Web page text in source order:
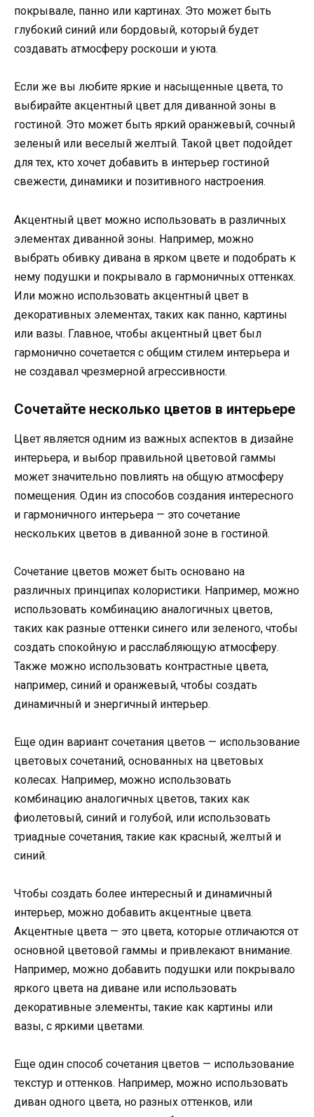
покрывале, панно или картинах. Это может быть
глубокий синий или бордовый, который будет
создавать атмосферу роскоши и уюта.
Если же вы любите яркие и насыщенные цвета, то
выбирайте акцентный цвет для диванной зоны в
гостиной. Это может быть яркий оранжевый, сочный
зеленый или веселый желтый. Такой цвет подойдет
для тех, кто хочет добавить в интерьер гостиной
свежести, динамики и позитивного настроения.
Акцентный цвет можно использовать в различных
элементах диванной зоны. Например, можно
выбрать обивку дивана в ярком цвете и подобрать к
нему подушки и покрывало в гармоничных оттенках.
Или можно использовать акцентный цвет в
декоративных элементах, таких как панно, картины
или вазы. Главное, чтобы акцентный цвет был
гармонично сочетается с общим стилем интерьера и
не создавал чрезмерной агрессивности.
Сочетайте несколько цветов в интерьере
Цвет является одним из важных аспектов в дизайне
интерьера, и выбор правильной цветовой гаммы
может значительно повлиять на общую атмосферу
помещения. Один из способов создания интересного
и гармоничного интерьера — это сочетание
нескольких цветов в диванной зоне в гостиной.
Сочетание цветов может быть основано на
различных принципах колористики. Например, можно
использовать комбинацию аналогичных цветов,
таких как разные оттенки синего или зеленого, чтобы
создать спокойную и расслабляющую атмосферу.
Также можно использовать контрастные цвета,
например, синий и оранжевый, чтобы создать
динамичный и энергичный интерьер.
Еще один вариант сочетания цветов — использование
цветовых сочетаний, основанных на цветовых
колесах. Например, можно использовать
комбинацию аналогичных цветов, таких как
фиолетовый, синий и голубой, или использовать
триадные сочетания, такие как красный, желтый и
синий.
Чтобы создать более интересный и динамичный
интерьер, можно добавить акцентные цвета.
Акцентные цвета — это цвета, которые отличаются от
основной цветовой гаммы и привлекают внимание.
Например, можно добавить подушки или покрывало
яркого цвета на диване или использовать
декоративные элементы, такие как картины или
вазы, с яркими цветами.
Еще один способ сочетания цветов — использование
текстур и оттенков. Например, можно использовать
диван одного цвета, но разных оттенков, или